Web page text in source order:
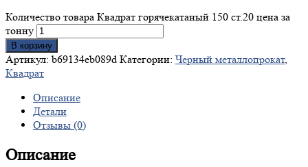
Количество товара Квадрат горячекатаный 150 ст.20 цена за
тонну
В корзину
Артикул: b69134eb089d Категории: Черный металлопрокат,
Квадрат
Описание
Детали
Отзывы (0)
Описание